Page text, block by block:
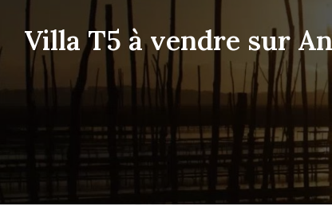
Villa T5 à vendre sur